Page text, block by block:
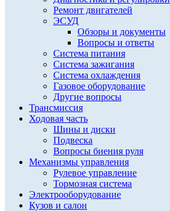
Ремонт двигателей
ЭСУД
Обзоры и документы
Вопросы и ответы
Система питания
Система зажигания
Система охлаждения
Газовое оборудование
Другие вопросы
Трансмиссия
Ходовая часть
Шины и диски
Подвеска
Вопросы биения руля
Механизмы управления
Рулевое управление
Тормозная система
Электрооборудование
Кузов и салон